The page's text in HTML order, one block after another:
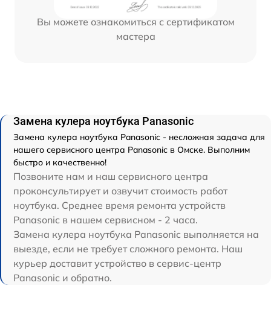
Вы можете ознакомиться с сертификатом
мастера
Замена кулера ноутбука Panasonic
Замена кулера ноутбука Panasonic - несложная задача для
нашего сервисного центра Panasonic в Омске. Выполним
быстро и качественно!
Позвоните нам и наш сервисного центра
проконсультирует и озвучит стоимость работ
ноутбука. Среднее время ремонта устройств
Panasonic в нашем сервисном - 2 часа.
Замена кулера ноутбука Panasonic выполняется на
выезде, если не требует сложного ремонта. Наш
курьер доставит устройство в сервис-центр
Panasonic и обратно.